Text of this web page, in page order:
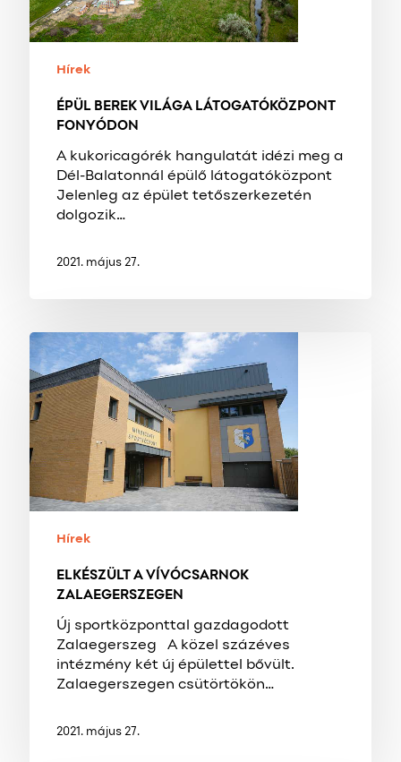
Hírek
ÉPÜL BEREK VILÁGA LÁTOGATÓKÖZPONT
FONYÓDON
A kukoricagórék hangulatát idézi meg a
Dél-Balatonnál épülő látogatóközpont
Jelenleg az épület tetőszerkezetén
dolgozik…
2021. május 27.
ELKÉSZÜLT
A
VÍVÓCSARNOK
ZALAEGERSZEGEN
Hírek
ELKÉSZÜLT A VÍVÓCSARNOK
ZALAEGERSZEGEN
Új sportközponttal gazdagodott
Zalaegerszeg A közel százéves
intézmény két új épülettel bővült.
Zalaegerszegen csütörtökön…
2021. május 27.